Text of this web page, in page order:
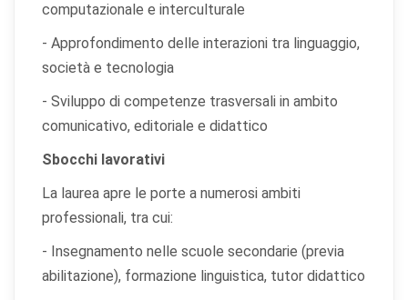
computazionale e interculturale
- Approfondimento delle interazioni tra linguaggio,
società e tecnologia
- Sviluppo di competenze trasversali in ambito
comunicativo, editoriale e didattico
Sbocchi lavorativi
La laurea apre le porte a numerosi ambiti
professionali, tra cui:
- Insegnamento nelle scuole secondarie (previa
abilitazione), formazione linguistica, tutor didattico